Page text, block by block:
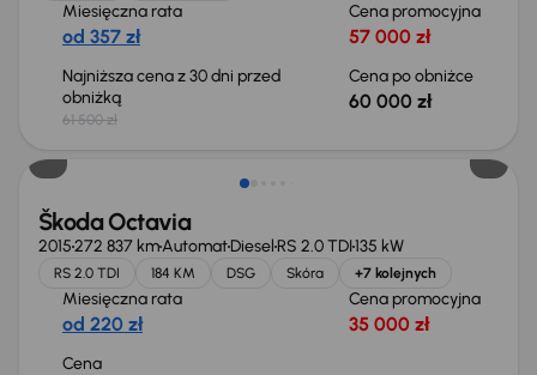
Miesięczna rata
od 357 zł
Cena promocyjna
57 000 zł
Najniższa cena z 30 dni przed
obniżką
61 500 zł
Cena po obniżce
60 000 zł
Škoda Octavia
2015272 837 kmAutomatDiesel RS 2.0 TDI135 kW
RS 2.0 TDI 184 KM DSG Skóra +7 kolejnych
Miesięczna rata
od 220 zł
Cena promocyjna
35 000 zł
Cena